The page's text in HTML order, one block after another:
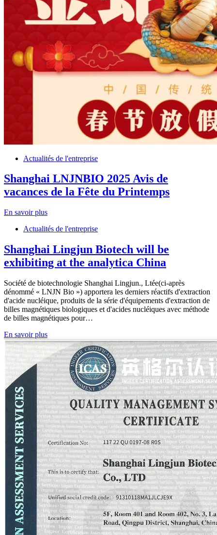
Actualités de l'entreprise
Shanghai LNJNBIO 2025 Avis de
vacances de la Fête du Printemps
En savoir plus
Actualités de l'entreprise
Shanghai Lingjun Biotech will be
exhibiting at the analytica China
Société de biotechnologie Shanghai Lingjun., Ltée(ci-après
dénommé « LNJN Bio ») apportera les derniers réactifs d'extraction
d'acide nucléique, produits de la série d'équipements d'extraction de
billes magnétiques biologiques et d'acides nucléiques avec méthode
de billes magnétiques pour…
En savoir plus